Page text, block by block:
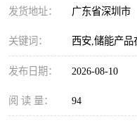
发货地址： 广东省深圳市
关键词： 西安,储能产品
发布日期： 2026-08-10
阅 读 量： 94